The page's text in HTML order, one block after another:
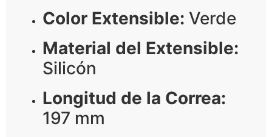
Color Extensible: Verde
Material del Extensible:
Silicón
Longitud de la Correa:
197 mm